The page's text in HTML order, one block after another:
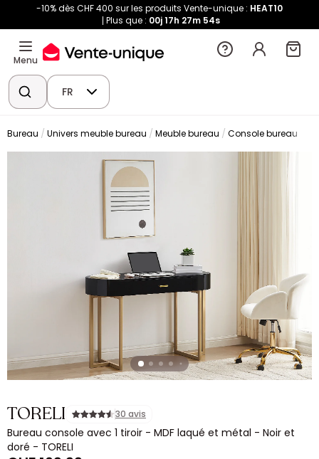
-10% dès CHF 400 sur les produits Vente-unique : HEAT10
Plus que : 00j 17h 27m 54s
Menu
FR
Bureau Univers meuble bureau Meuble bureau Console bureau
TORELI 30 avis
Bureau console avec 1 tiroir - MDF laqué et métal - Noir et
doré - TORELI